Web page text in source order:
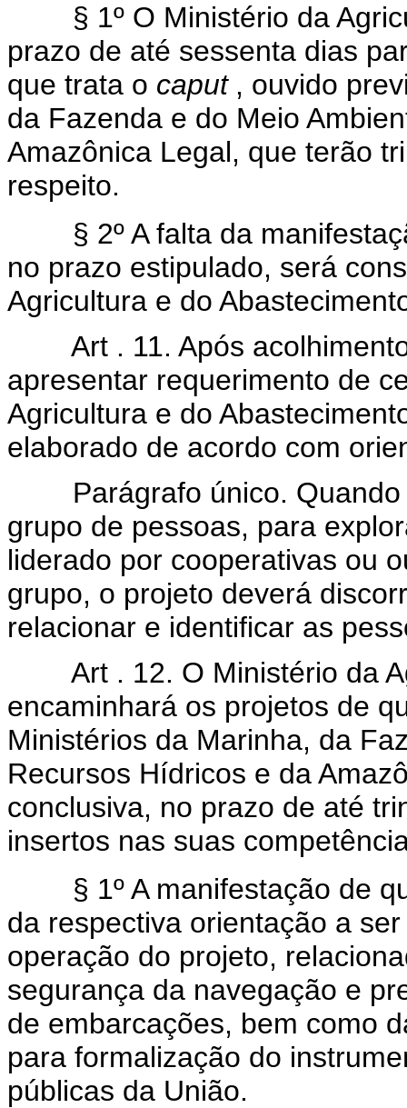
§ 1º O Ministério da
prazo de até sessenta dias
que trata o caput , ouvido
da Fazenda e do Meio
Amazônica Legal, que terão
respeito.
§ 2º A falta da
no prazo estipulado, será
Agricultura e do
Art . 11. Após acolhimento
apresentar requerimento de
Agricultura e do
elaborado de acordo com
Parágrafo único. Quando
grupo de pessoas, para
liderado por cooperativas ou
grupo, o projeto deverá
relacionar e identificar as
Art . 12. O Ministério da
encaminhará os projetos de
Ministérios da Marinha, da
Recursos Hídricos e da
conclusiva, no prazo de até
insertos nas suas
§ 1º A manifestação de
da respectiva orientação a
operação do projeto,
segurança da navegação e
de embarcações, bem como
para formalização do
públicas da União.